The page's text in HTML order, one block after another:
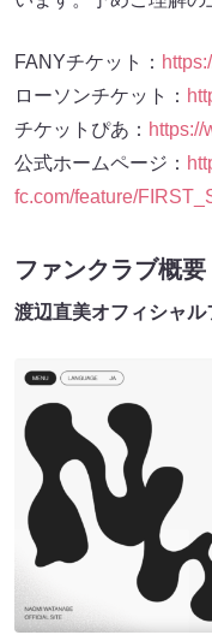
FANYチケット：
ローソンチケット：
チケットぴあ： https://
公式ホームページ：
fc.com/feature/
ファンクラブ概要
渡辺直美オフィシャル